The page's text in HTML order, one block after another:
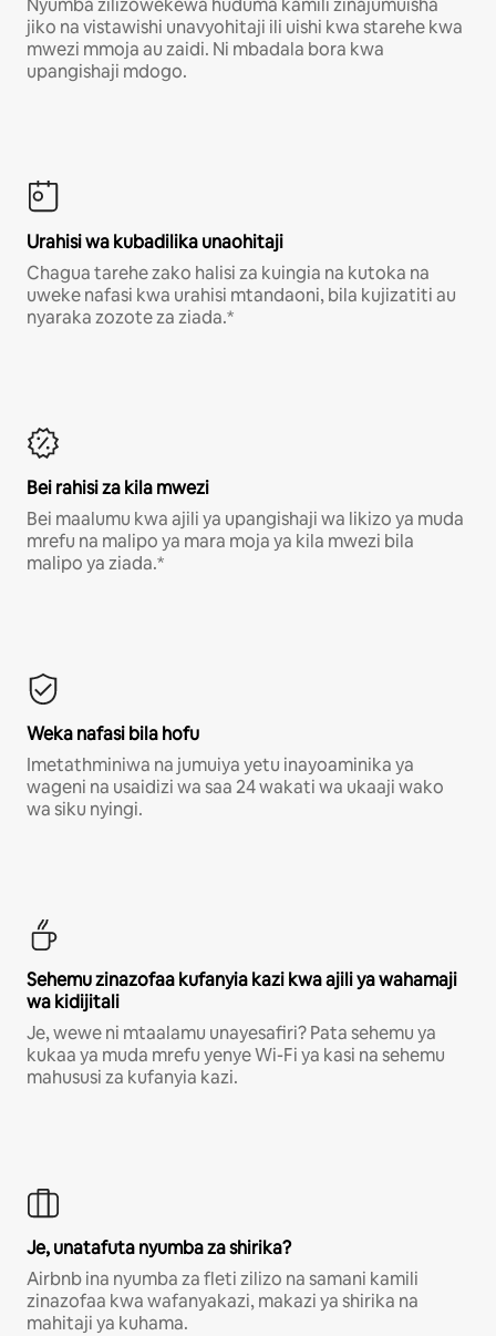
jiko na vistawishi unavyohitaji ili uishi kwa starehe kwa
mwezi mmoja au zaidi. Ni mbadala bora kwa
upangishaji mdogo.
Urahisi wa kubadilika unaohitaji
Chagua tarehe zako halisi za kuingia na kutoka na
uweke nafasi kwa urahisi mtandaoni, bila kujizatiti au
nyaraka zozote za ziada.*
Bei rahisi za kila mwezi
Bei maalumu kwa ajili ya upangishaji wa likizo ya muda
mrefu na malipo ya mara moja ya kila mwezi bila
malipo ya ziada.*
Weka nafasi bila hofu
Imetathminiwa na jumuiya yetu inayoaminika ya
wageni na usaidizi wa saa 24 wakati wa ukaaji wako
wa siku nyingi.
Sehemu zinazofaa kufanyia kazi kwa ajili ya wahamaji
wa kidijitali
Je, wewe ni mtaalamu unayesafiri? Pata sehemu ya
kukaa ya muda mrefu yenye Wi-Fi ya kasi na sehemu
mahususi za kufanyia kazi.
Je, unatafuta nyumba za shirika?
Airbnb ina nyumba za fleti zilizo na samani kamili
zinazofaa kwa wafanyakazi, makazi ya shirika na
mahitaji ya kuhama.